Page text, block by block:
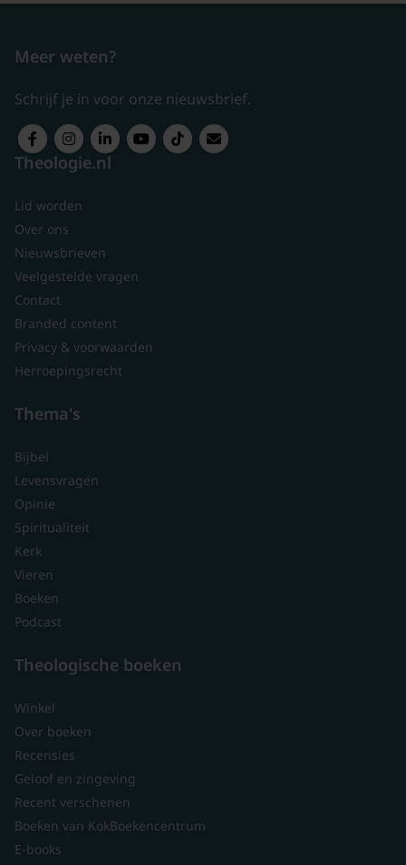
Meer weten?
Schrijf je in voor onze nieuwsbrief.
Theologie.nl
Lid worden
Over ons
Nieuwsbrieven
Veelgestelde vragen
Contact
Branded content
Privacy & voorwaarden
Herroepingsrecht
Thema's
Bijbel
Levensvragen
Opinie
Spiritualiteit
Kerk
Vieren
Boeken
Podcast
Theologische boeken
Winkel
Over boeken
Recensies
Geloof en zingeving
Recent verschenen
Boeken van KokBoekencentrum
E-books